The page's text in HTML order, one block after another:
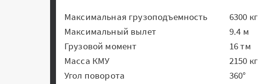
Максимальная грузоподъемность
6300 кг
Максимальный вылет
9.4 м
Грузовой момент
16 тм
Масса КМУ
2150 кг
Угол поворота
360°